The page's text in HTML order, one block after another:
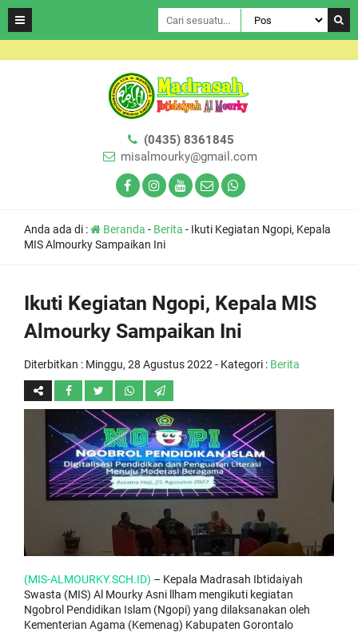
(0435) 8361845
misalmourky@gmail.com
Anda ada di : Beranda - Berita - Ikuti Kegiatan Ngopi, Kepala
MIS Almourky Sampaikan Ini
Ikuti Kegiatan Ngopi, Kepala MIS
Almourky Sampaikan Ini
Diterbitkan : Minggu, 28 Agustus 2022 - Kategori : Berita
(MIS-ALMOURKY.SCH.ID) – Kepala Madrasah Ibtidaiyah
Swasta (MIS) Al Mourky Asni llham mengikuti kegiatan
Ngobrol Pendidikan Islam (Ngopi) yang dilaksanakan oleh
Kementerian Agama (Kemenag) Kabupaten Gorontalo